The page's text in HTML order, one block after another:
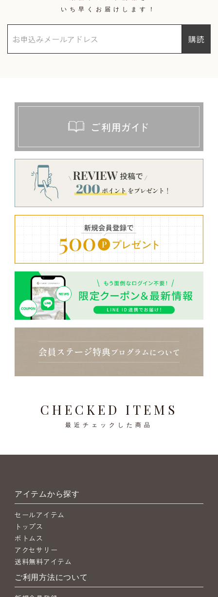
いち早くお届けします！
CHECKED ITEMS
最近チェックした商品
アイテムから探す
セールアイテム
トップス
ボトムス
アクセサリー
送料無料アイテム
ご利用方法について